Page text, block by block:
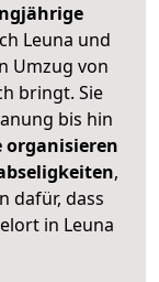
Leuna und
Umzug von
bringt. Sie
bis hin
organisieren
,
dafür, dass
in Leuna